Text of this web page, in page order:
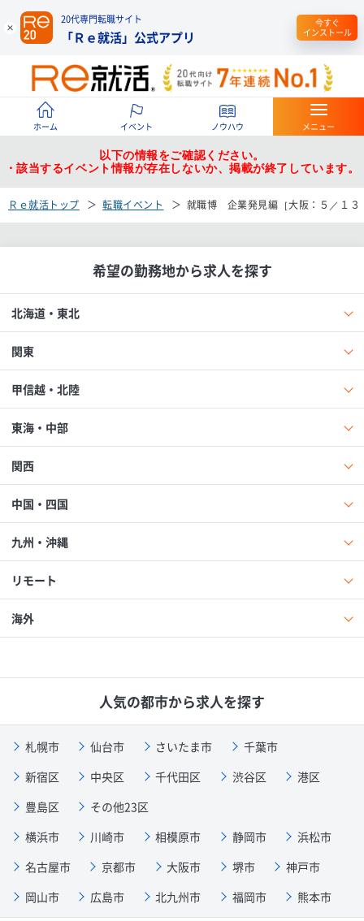
20代専門転職サイト
「Ｒｅ就活」公式アプリ
今すぐ
インストール
ホーム イベント ノウハウ メニュー
以下の情報をご確認ください。
・該当するイベント情報が存在しないか、掲載が終了しています。
Ｒｅ就活トップ 転職イベント 就職博 企業発見編［大阪：５／１３
希望の勤務地から求人を探す
北海道・東北
関東
甲信越・北陸
東海・中部
関西
中国・四国
九州・沖縄
リモート
海外
人気の都市から求人を探す
札幌市 仙台市 さいたま市
千葉市
新宿区
中央区 千代田区 渋谷区
港区
豊島区
その他23区
横浜市
川崎市 相模原市 静岡市
浜松市
名古屋市
京都市 大阪市 堺市
神戸市
岡山市
広島市 北九州市 福岡市 熊本市